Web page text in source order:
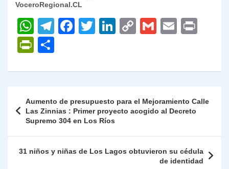
VoceroRegional.CL
W
h
at
s
p
p
T
gr
m
F
e
o
o
k
T
er
Li
e
n
C
y
n
G
l
E
l
P
nt
ie
n
dl
y
m
p
ar
tir
de
entradas
Aumento de presupuesto para el Mejoramiento Calle
Las Zinnias : Primer proyecto acogido al Decreto
Supremo 304 en Los Ríos
31 niños y niñas de Los Lagos obtuvieron su cédula
de identidad